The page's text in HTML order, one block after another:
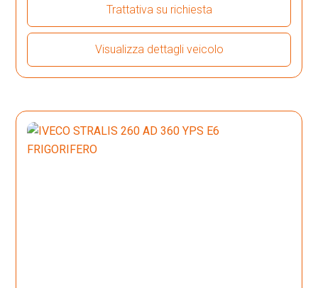
Trattativa su richiesta
Visualizza dettagli veicolo